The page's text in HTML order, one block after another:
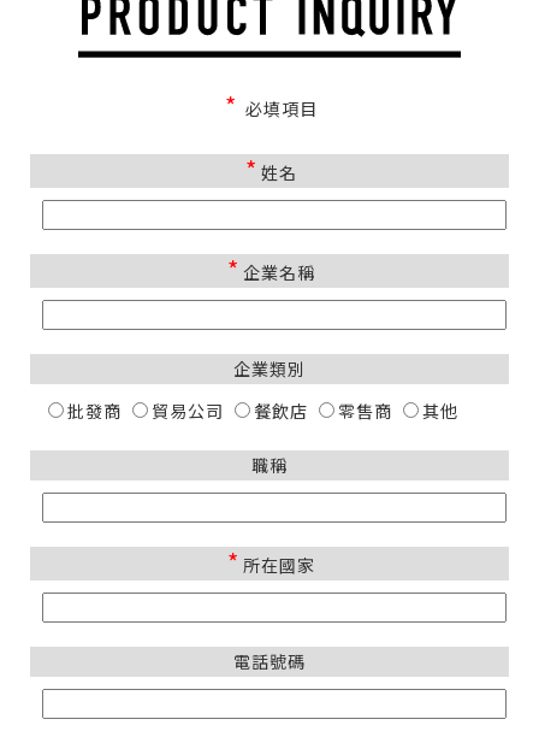
* 必填項目
* 姓名
* 企業名稱
企業類別
批發商
貿易公司 餐飲店 零售商 其他
職稱
* 所在國家
電話號碼